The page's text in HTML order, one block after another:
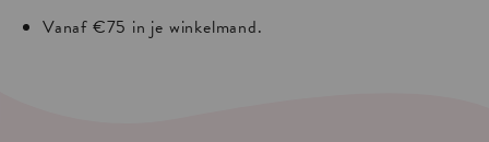
Vanaf €75 in je winkelmand.